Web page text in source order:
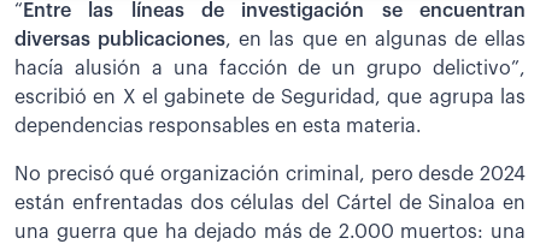
“ Entre las líneas de investigación se encuentran
diversas publicaciones, en las que en algunas de ellas
hacía alusión a una facción de un grupo delictivo”,
escribió en X el gabinete de Seguridad, que agrupa las
dependencias responsables en esta materia.
No precisó qué organización criminal, pero desde 2024
están enfrentadas dos células del Cártel de Sinaloa en
una guerra que ha dejado más de 2.000 muertos: una